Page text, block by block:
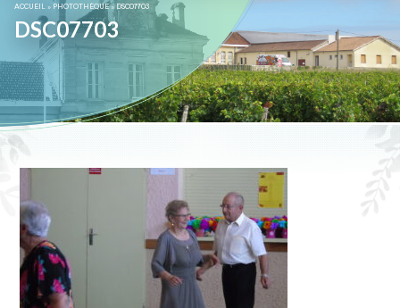
ACCUEIL » PHOTOTHÈQUE»DSC07703
DSC07703